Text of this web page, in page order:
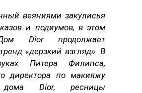
веяниями закулисья
и подиумов, в этом
Dior продолжает
«дерзкий взгляд». В
Питера Филипса,
директора по макияжу
дома Dior, ресницы